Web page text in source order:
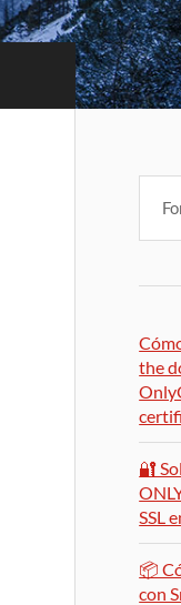
the
🔐
SSL
📦
con